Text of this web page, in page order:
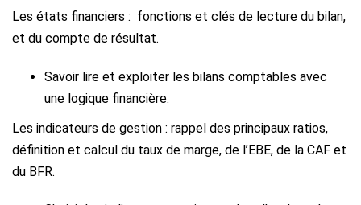
Les états financiers : fonctions et clés de lecture du bilan,
et du compte de résultat.
Savoir lire et exploiter les bilans comptables avec
une logique financière.
Les indicateurs de gestion : rappel des principaux ratios,
définition et calcul du taux de marge, de l’EBE, de la CAF et
du BFR.